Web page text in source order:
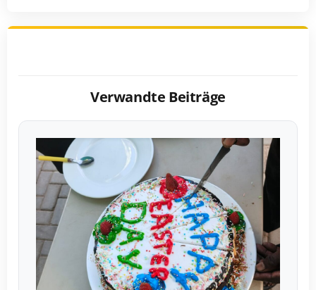
Verwandte Beiträge